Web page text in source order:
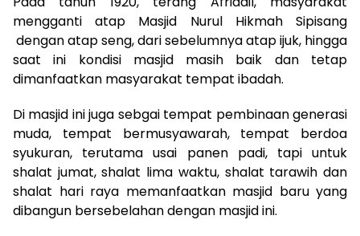
mengganti atap Masjid Nurul Hikmah Sipisang
dengan atap seng, dari sebelumnya atap ijuk, hingga
saat ini kondisi masjid masih baik dan tetap
dimanfaatkan masyarakat tempat ibadah.
Di masjid ini juga sebgai tempat pembinaan generasi
muda, tempat bermusyawarah, tempat berdoa
syukuran, terutama usai panen padi, tapi untuk
shalat jumat, shalat lima waktu, shalat tarawih dan
shalat hari raya memanfaatkan masjid baru yang
dibangun bersebelahan dengan masjid ini.